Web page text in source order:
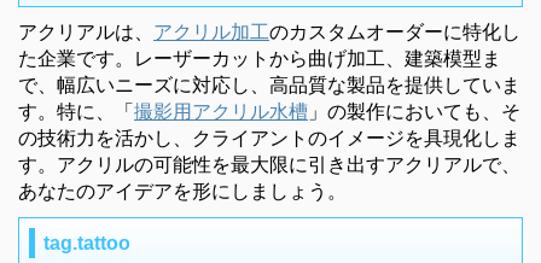
アクリアルは、 アクリル加工のカスタムオーダーに特化し
た企業です。レーザーカットから曲げ加工、建築模型ま
で、幅広いニーズに対応し、高品質な製品を提供していま
す。特に、「撮影用アクリル水槽 」の製作においても、そ
の技術力を活かし、クライアントのイメージを具現化しま
す。アクリルの可能性を最大限に引き出すアクリアルで、
あなたのアイデアを形にしましょう。
tag.tattoo